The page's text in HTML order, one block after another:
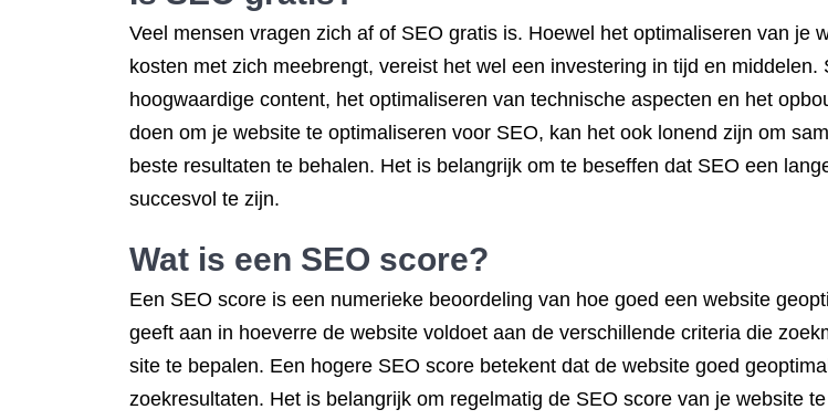
Veel mensen vragen zich af of SEO gratis is. Hoewel het optimaliseren van je
kosten met zich meebrengt, vereist het wel een investering in tijd en
hoogwaardige content, het optimaliseren van technische aspecten en het
doen om je website te optimaliseren voor SEO, kan het ook lonend zijn om
beste resultaten te behalen. Het is belangrijk om te beseffen dat SEO een
succesvol te zijn.
Wat is een SEO score?
Een SEO score is een numerieke beoordeling van hoe goed een website
geeft aan in hoeverre de website voldoet aan de verschillende criteria die
site te bepalen. Een hogere SEO score betekent dat de website goed
zoekresultaten. Het is belangrijk om regelmatig de SEO score van je website